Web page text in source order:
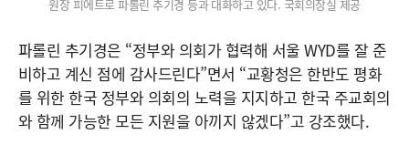
원장 피에트로 파롤린 추기경 등과 대화하고 있다. 국회의장실 제공
파롤린 추기경은 “정부와 의회가 협력해 서울 WYD를 잘 준
비하고 계신 점에 감사드린다”면서 “교황청은 한반도 평화
를 위한 한국 정부와 의회의 노력을 지지하고 한국 주교회의
와 함께 가능한 모든 지원을 아끼지 않겠다”고 강조했다.